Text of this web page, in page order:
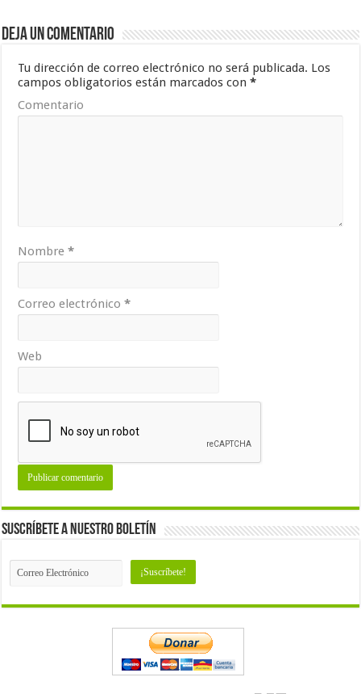
Deja un comentario
Tu dirección de correo electrónico no será publicada. Los
campos obligatorios están marcados con*
Comentario
Nombre*
Correo electrónico*
Web
Suscríbete a nuestro Boletín